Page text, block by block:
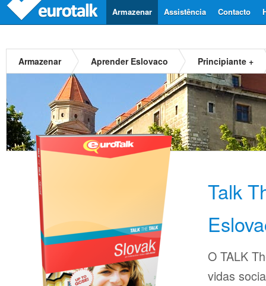
Contacto
Assistência
Armazenar
Armazenar Aprender Eslovaco Principiante +
Talk
O TALK
vidas